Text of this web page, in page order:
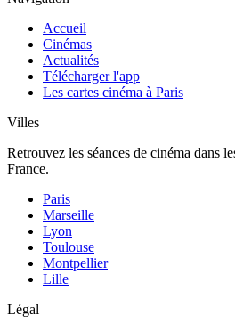
Accueil
Cinémas
Actualités
Télécharger l'app
Les cartes cinéma à Paris
Villes
Retrouvez les séances de cinéma dans
France.
Paris
Marseille
Lyon
Toulouse
Montpellier
Lille
Légal